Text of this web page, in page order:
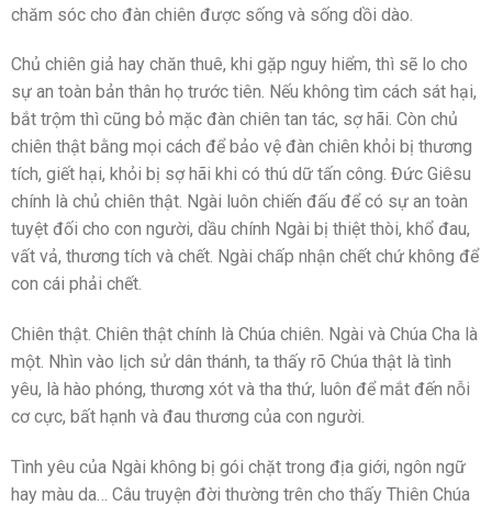
chăm sóc cho đàn chiên được sống và sống dồi dào.
Chủ chiên giả hay chăn thuê, khi gặp nguy hiểm, thì sẽ lo cho
sự an toàn bản thân họ trước tiên. Nếu không tìm cách sát hại,
bắt trộm thì cũng bỏ mặc đàn chiên tan tác, sợ hãi. Còn chủ
chiên thật bằng mọi cách để bảo vệ đàn chiên khỏi bị thương
tích, giết hại, khỏi bị sợ hãi khi có thú dữ tấn công. Đức Giêsu
chính là chủ chiên thật. Ngài luôn chiến đấu để có sự an toàn
tuyệt đối cho con người, dầu chính Ngài bị thiệt thòi, khổ đau,
vất vả, thương tích và chết. Ngài chấp nhận chết chứ không để
con cái phải chết.
Chiên thật. Chiên thật chính là Chúa chiên. Ngài và Chúa Cha là
một. Nhìn vào lịch sử dân thánh, ta thấy rõ Chúa thật là tình
yêu, là hào phóng, thương xót và tha thứ, luôn để mắt đến nỗi
cơ cực, bất hạnh và đau thương của con người.
Tình yêu của Ngài không bị gói chặt trong địa giới, ngôn ngữ
hay màu da… Câu truyện đời thường trên cho thấy Thiên Chúa